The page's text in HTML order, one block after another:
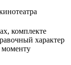
комплекте
характер
моменту